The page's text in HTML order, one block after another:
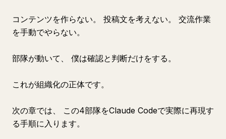
コンテンツを作らない。 投稿文を考えない。 交流作業
を手動でやらない。
部隊が動いて、 僕は確認と判断だけをする。
これが組織化の正体です。
次の章では、 この4部隊をClaude Codeで実際に再現す
る手順に入ります。